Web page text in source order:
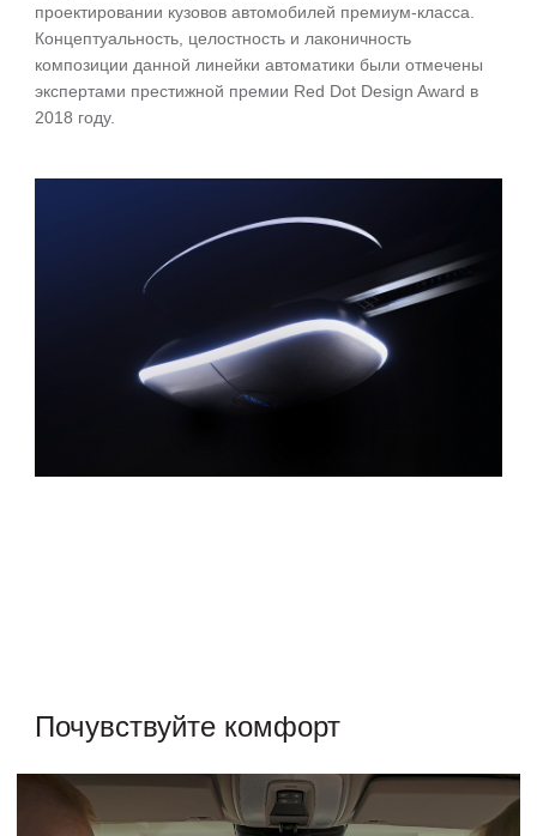
проектировании кузовов автомобилей премиум-класса.
Концептуальность, целостность и лаконичность
композиции данной линейки автоматики были отмечены
экспертами престижной премии Red Dot Design Award в
2018 году.
Почувствуйте комфорт